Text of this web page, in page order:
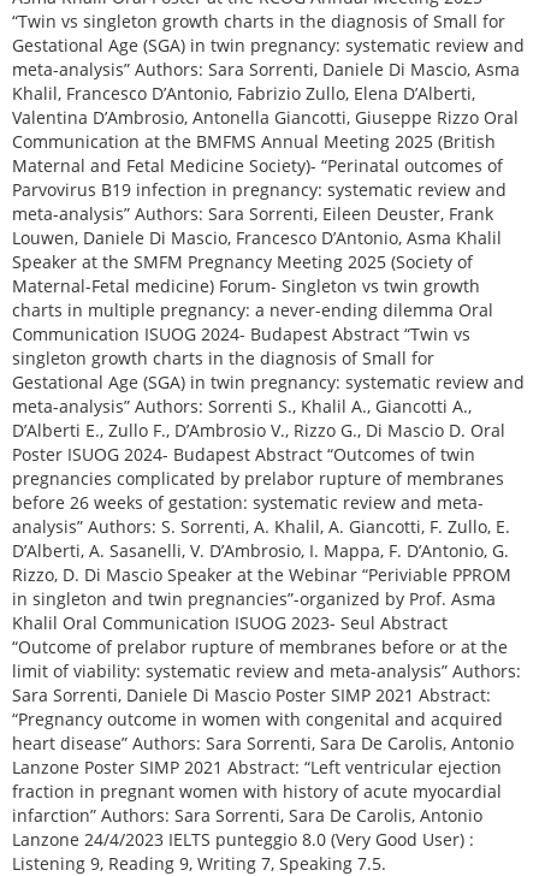
“Twin vs singleton growth charts in the diagnosis of Small for
Gestational Age (SGA) in twin pregnancy: systematic review and
meta-analysis” Authors: Sara Sorrenti, Daniele Di Mascio, Asma
Khalil, Francesco D’Antonio, Fabrizio Zullo, Elena D’Alberti,
Valentina D’Ambrosio, Antonella Giancotti, Giuseppe Rizzo Oral
Communication at the BMFMS Annual Meeting 2025 (British
Maternal and Fetal Medicine Society)- “Perinatal outcomes of
Parvovirus B19 infection in pregnancy: systematic review and
meta-analysis” Authors: Sara Sorrenti, Eileen Deuster, Frank
Louwen, Daniele Di Mascio, Francesco D’Antonio, Asma Khalil
Speaker at the SMFM Pregnancy Meeting 2025 (Society of
Maternal-Fetal medicine) Forum- Singleton vs twin growth
charts in multiple pregnancy: a never-ending dilemma Oral
Communication ISUOG 2024- Budapest Abstract “Twin vs
singleton growth charts in the diagnosis of Small for
Gestational Age (SGA) in twin pregnancy: systematic review and
meta-analysis” Authors: Sorrenti S., Khalil A., Giancotti A.,
D’Alberti E., Zullo F., D’Ambrosio V., Rizzo G., Di Mascio D. Oral
Poster ISUOG 2024- Budapest Abstract “Outcomes of twin
pregnancies complicated by prelabor rupture of membranes
before 26 weeks of gestation: systematic review and meta-
analysis” Authors: S. Sorrenti, A. Khalil, A. Giancotti, F. Zullo, E.
D’Alberti, A. Sasanelli, V. D’Ambrosio, I. Mappa, F. D’Antonio, G.
Rizzo, D. Di Mascio Speaker at the Webinar “Periviable PPROM
in singleton and twin pregnancies”-organized by Prof. Asma
Khalil Oral Communication ISUOG 2023- Seul Abstract
“Outcome of prelabor rupture of membranes before or at the
limit of viability: systematic review and meta-analysis” Authors:
Sara Sorrenti, Daniele Di Mascio Poster SIMP 2021 Abstract:
“Pregnancy outcome in women with congenital and acquired
heart disease” Authors: Sara Sorrenti, Sara De Carolis, Antonio
Lanzone Poster SIMP 2021 Abstract: “Left ventricular ejection
fraction in pregnant women with history of acute myocardial
infarction” Authors: Sara Sorrenti, Sara De Carolis, Antonio
Lanzone 24/4/2023 IELTS punteggio 8.0 (Very Good User) :
Listening 9, Reading 9, Writing 7, Speaking 7.5.